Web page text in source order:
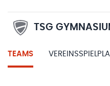
TSG
TEAMS